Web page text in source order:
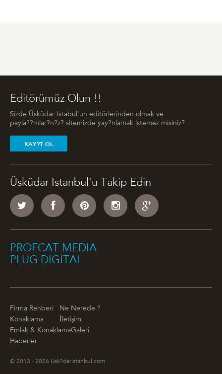
Editörümüz Olun !!
Sizde Üsküdar Istabul'un editörlerinden olmak ve
payla??mlar?n?z? sitemizde yay?nlamak istemez misiniz?
KAY?T OL
Üsküdar Istanbul'u Takip Edin
PROFCAT MEDIA
PLUG DIGITAL
Firma Rehberi
Ne Nerede ?
Konaklama
İletişim
Emlak & KonaklamaGaleri
Haberler
© 2013 - 2026 Usk?darIstanbul.com